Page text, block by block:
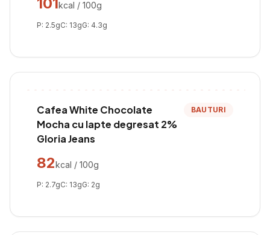
kcal / 100g
P: 2.5gC: 13gG: 4.3g
Cafea White Chocolate
Mocha cu lapte degresat 2%
Gloria Jeans
BAUTURI
82kcal / 100g
P: 2.7gC: 13gG: 2g